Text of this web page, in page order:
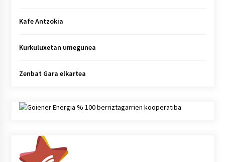
Kafe Antzokia
Kurkuluxetan umegunea
Zenbat Gara elkartea